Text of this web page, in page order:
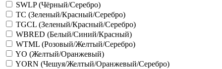
SWLP (Чёрный/Серебро)
TC (Зеленый/Красный/Серебро)
TGCL (Зеленый/Красный/Серебро)
WBRED (Белый/Синий/Красный)
WTML (Розовый/Желтый/Серебро)
YO (Желтый/Оранжевый)
YORN (Чешуя/Желтый/Оранжевый/Серебро)